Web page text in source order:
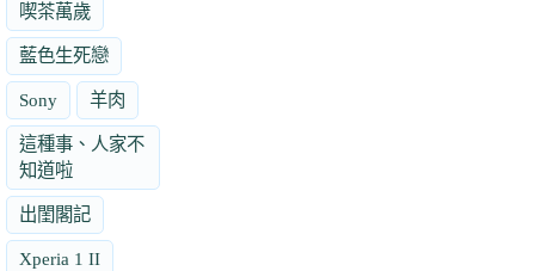
喫茶萬歲
藍色生死戀
Sony 羊肉
這種事、人家不
知道啦
出閨閣記
Xperia 1 II